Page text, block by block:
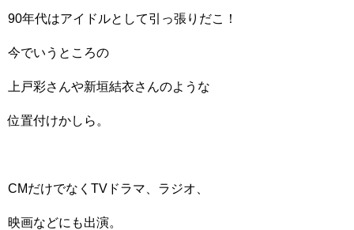
90年代はアイドルとして引っ張りだこ！
今でいうところの
上戸彩さんや新垣結衣さんのような
位置付けかしら。
CMだけでなくTVドラマ、ラジオ、
映画などにも出演。